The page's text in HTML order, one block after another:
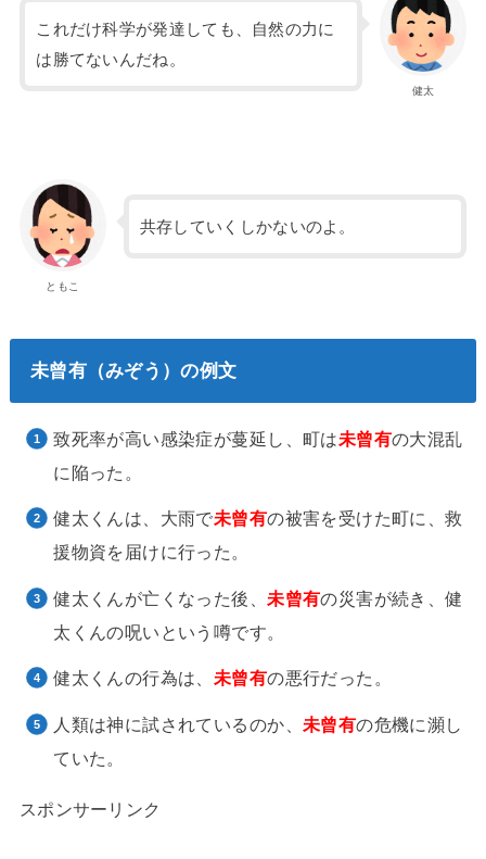
健太
これだけ科学が発達しても、自然の力に
は勝てないんだね。
ともこ
共存していくしかないのよ。
未曾有（みぞう）の例文
致死率が高い感染症が蔓延し、町は未曾有の大混乱
に陥った。
健太くんは、大雨で未曾有の被害を受けた町に、救
援物資を届けに行った。
健太くんが亡くなった後、未曾有の災害が続き、健
太くんの呪いという噂です。
健太くんの行為は、 未曾有の悪行だった。
人類は神に試されているのか、 未曾有の危機に瀕し
ていた。
スポンサーリンク